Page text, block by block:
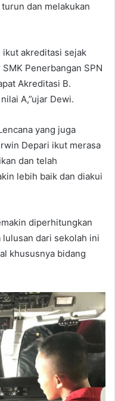
dan melakukan
ikut akreditasi sejak
Penerbangan SPN
Akreditasi B.
A,”ujar Dewi.
yang juga
Depari ikut merasa
dan telah
lebih baik dan diakui
diperhitungkan
lulusan dari sekolah ini
khususnya bidang